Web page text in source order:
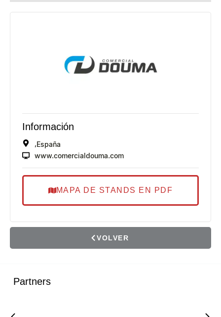
Información
España
www.comercialdouma.com
MAPA DE STANDS EN PDF
VOLVER
Partners